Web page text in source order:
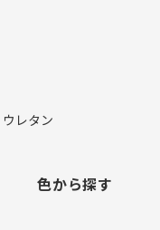
レタン
色から探す